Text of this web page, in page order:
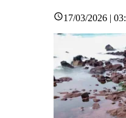
17/03/2026 |